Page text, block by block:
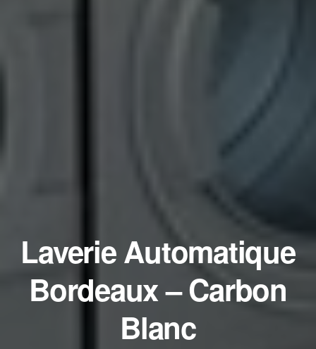
Laverie Automatique
Bordeaux – Carbon
Blanc